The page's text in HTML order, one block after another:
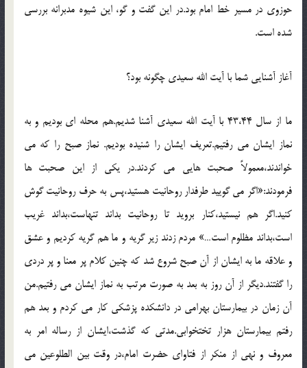
حوزوي در مسير خط امام بود.در اين گفت و گو، اين شيوه مدبرانه بررسي
شده است.
آغاز آشنايي شما با آيت الله سعيدي چگونه بود؟
ما از سال 43،44 با آيت الله سعيدي آشنا شديم.هم محله اي بوديم و به
نماز ايشان مي رفتيم.تعريف ايشان را شنيده بوديم. نماز صبح را که مي
خواندند،معمولاً صحبت هايي مي کردند.در يکي از اين صحبت ها
فرمودند:«اگر مي گوييد طرفدار روحانيت هستيد،پس به حرف روحانيت گوش
کنيد.اگر هم نيستيد،کنار برويد تا روحانيت بداند تنهاست،بداند غريب
است،بداند مظلوم است…» مردم زدند زير گريه و ما هم گريه کرديم و عشق
و علاقه ما به ايشان از آن صبح شروع شد که چنين کلام پر معنا و پر دردي
را گفتند.ديگر از آن روز به بعد به صورت مرتب به نماز ايشان مي رفتيم.من
آن زمان در بيمارستان بهرامي در دانشکده پزشکي کار مي کردم و بعد هم
رفتم بيمارستان هزار تختخوابي.مدتي که گذشت،ايشان از رساله امر به
معروف و نهي از منکر از فتاواي حضرت امام،در وقت بين الطلوعين مي